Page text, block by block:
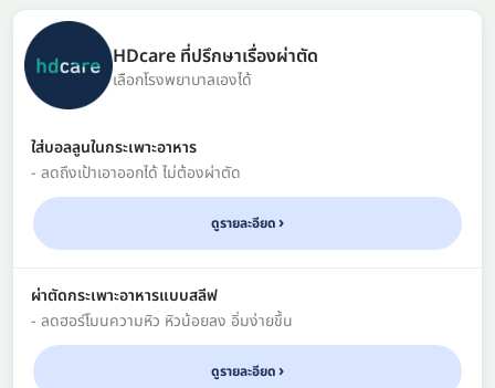
HDcare ที่ปรึกษาเรื่องผ่าตัด
เลือกโรงพยาบาลเองได้
ใส่บอลลูนในกระเพาะอาหาร
- ลดถึงเป้าเอาออกได้ ไม่ต้องผ่าตัด
ดูรายละอียด
ผ่าตัดกระเพาะอาหารแบบสลีฟ
- ลดฮอร์โมนความหิว หิวน้อยลง อิ่มง่ายขึ้น
ดูรายละอียด